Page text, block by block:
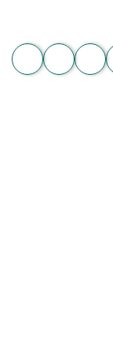
ĐĂNG KÝ
Để nhận những